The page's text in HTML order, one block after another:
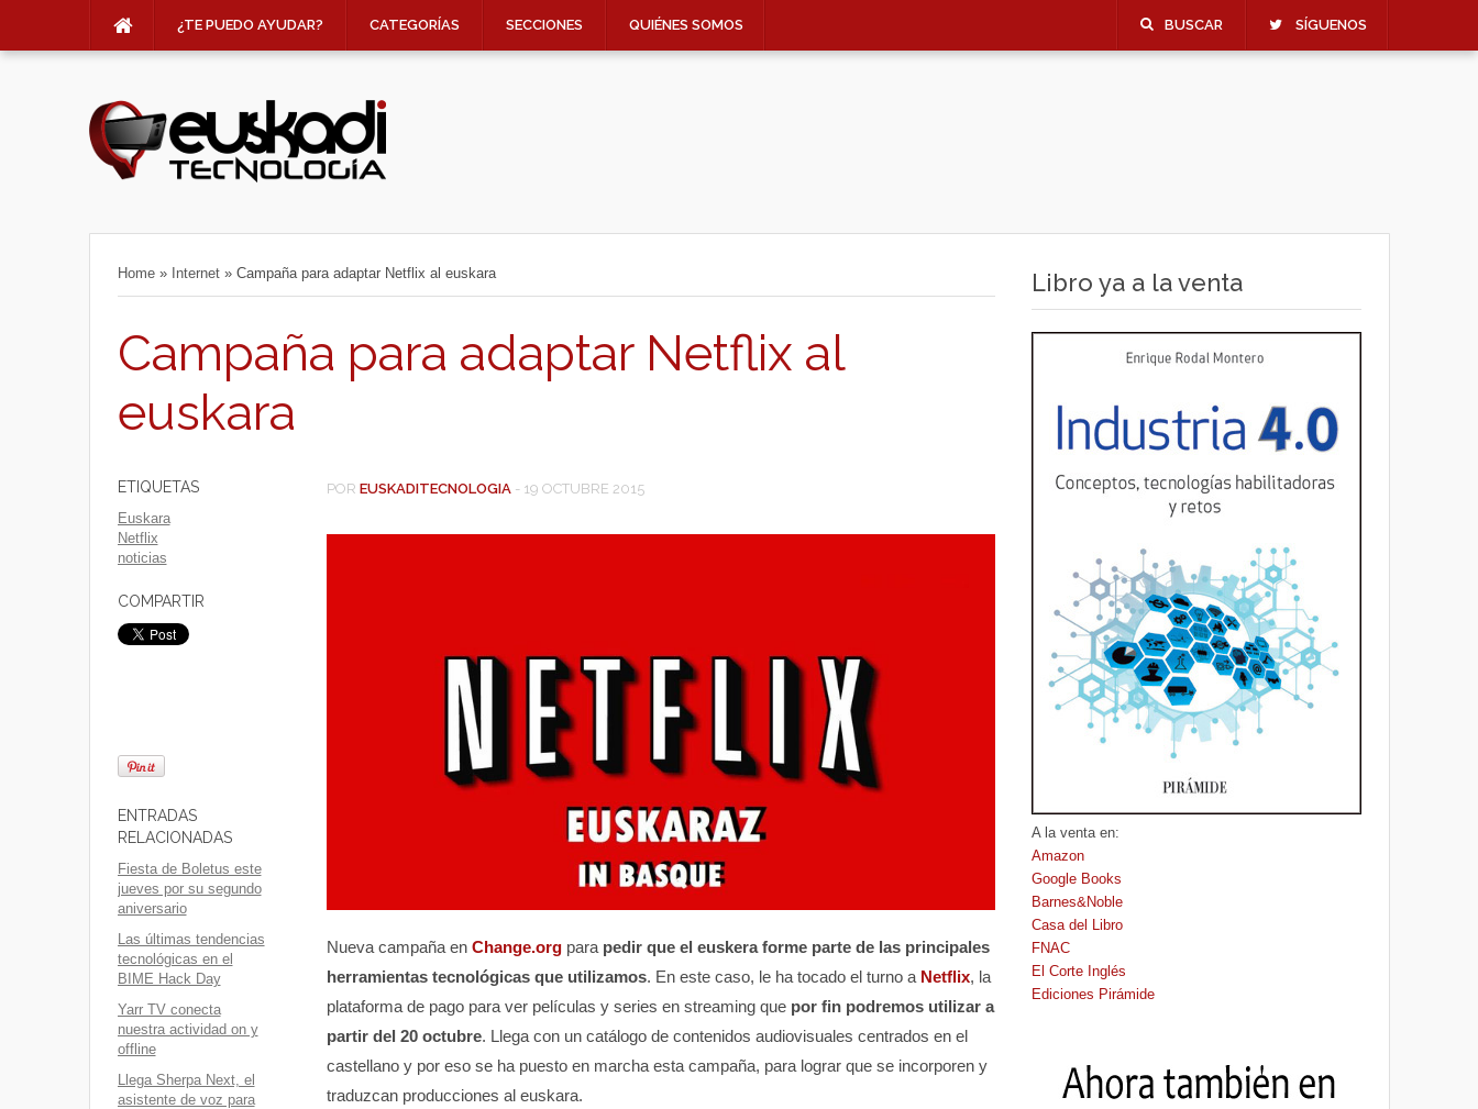
¿TE PUEDO AYUDAR? CATEGORÍAS SECCIONES QUIÉNES SOMOS BUSCAR SÍGUENOS
Home » Internet » Campaña para adaptar Netflix al euskara
Campaña para adaptar Netflix al
euskara
ETIQUETAS
Euskara
Netflix
noticias
COMPARTIR
ENTRADAS
RELACIONADAS
Fiesta de Boletus este
jueves por su segundo
aniversario
Las últimas tendencias
tecnológicas en el
BIME Hack Day
Yarr TV conecta
nuestra actividad on y
offline
Llega Sherpa Next, el
asistente de voz para
POR EUSKADITECNOLOGIA - 19 OCTUBRE 2015
Nueva campaña en Change.orgpara pedir que el euskera forme parte de las principales
herramientas tecnológicas que utilizamos. En este caso, le ha tocado el turno a Netflix, la
plataforma de pago para ver películas y series en streaming que por fin podremos utilizar a
partir del 20 octubre. Llega con un catálogo de contenidos audiovisuales centrados en el
castellano y por eso se ha puesto en marcha esta campaña, para lograr que se incorporen y
traduzcan producciones al euskara.
Libro ya a la venta
A la venta en:
Amazon
Google Books
Barnes&Noble
Casa del Libro
FNAC
El Corte Inglés
Ediciones Pirámide